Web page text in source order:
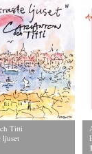
Titti
ljuset